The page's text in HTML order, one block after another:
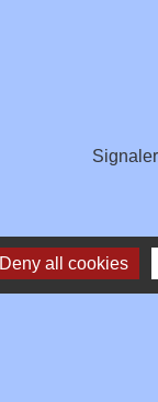
Deny all cookies